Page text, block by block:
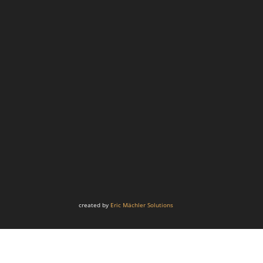
created by Eric Mächler Solutions